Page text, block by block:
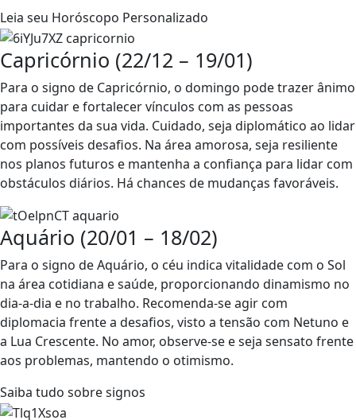
Leia seu Horóscopo Personalizado
Capricórnio (22/12 – 19/01)
Para o signo de Capricórnio, o domingo pode trazer ânimo
para cuidar e fortalecer vínculos com as pessoas
importantes da sua vida. Cuidado, seja diplomático ao lidar
com possíveis desafios. Na área amorosa, seja resiliente
nos planos futuros e mantenha a confiança para lidar com
obstáculos diários. Há chances de mudanças favoráveis.
Aquário (20/01 – 18/02)
Para o signo de Aquário, o céu indica vitalidade com o Sol
na área cotidiana e saúde, proporcionando dinamismo no
dia-a-dia e no trabalho. Recomenda-se agir com
diplomacia frente a desafios, visto a tensão com Netuno e
a Lua Crescente. No amor, observe-se e seja sensato frente
aos problemas, mantendo o otimismo.
Saiba tudo sobre signos